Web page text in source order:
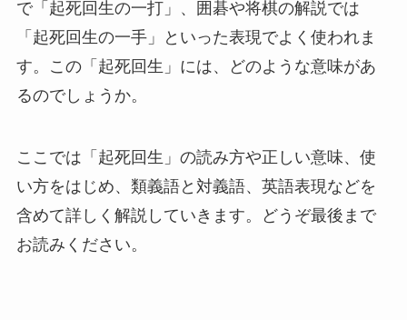
で「起死回生の一打」、囲碁や将棋の解説では
「起死回生の一手」といった表現でよく使われま
す。この「起死回生」には、どのような意味があ
るのでしょうか。
ここでは「起死回生」の読み方や正しい意味、使
い方をはじめ、類義語と対義語、英語表現などを
含めて詳しく解説していきます。どうぞ最後まで
お読みください。